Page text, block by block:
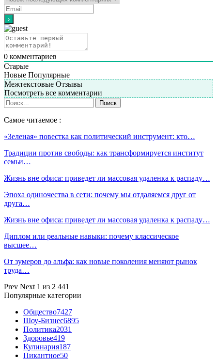
0 комментариев
Старые
Новые Популярные
Межтекстовые Отзывы
Посмотреть все комментарии
Самое читаемое :
«Зеленая» повестка как политический инструмент: кто…
Традиции против свободы: как трансформируется институт
семьи…
Жизнь вне офиса: приведет ли массовая удаленка к распаду…
Эпоха одиночества в сети: почему мы отдаляемся друг от
друга…
Жизнь вне офиса: приведет ли массовая удаленка к распаду…
Диплом или реальные навыки: почему классическое
высшее…
От зумеров до альфа: как новые поколения меняют рынок
труда…
Prev Next 1 из 2 441
Популярные категории
Общество7427
Шоу-Бизнес6895
Политика2031
Здоровье419
Кулинария187
Пикантное50